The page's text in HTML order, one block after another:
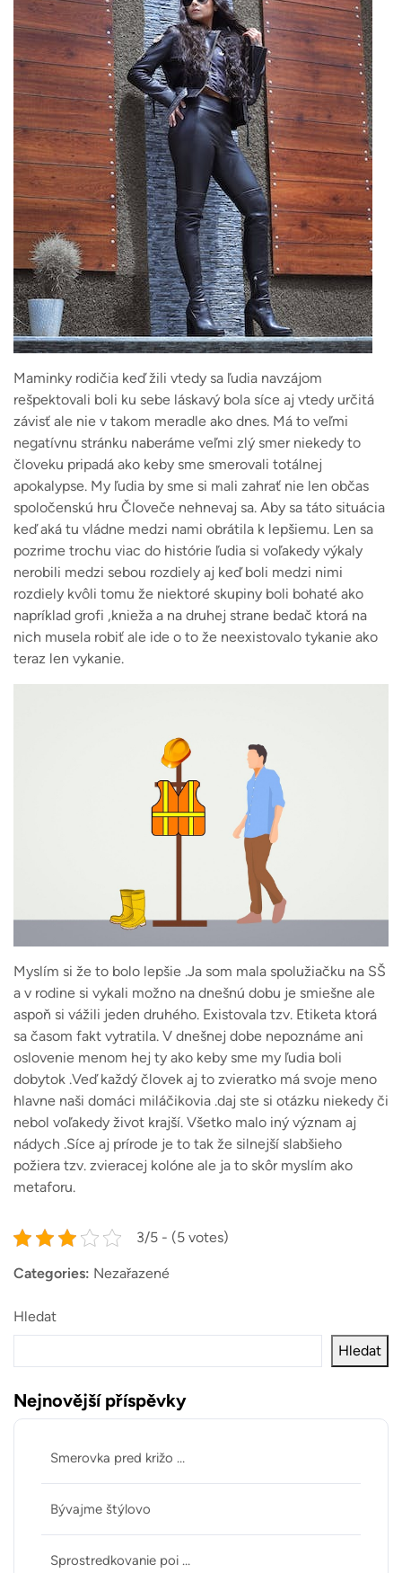
Maminky rodičia keď žili vtedy sa ľudia navzájom
rešpektovali boli ku sebe láskavý bola síce aj vtedy určitá
závisť ale nie v takom meradle ako dnes. Má to veľmi
negatívnu stránku naberáme veľmi zlý smer niekedy to
človeku pripadá ako keby sme smerovali totálnej
apokalypse. My ľudia by sme si mali zahrať nie len občas
spoločenskú hru Človeče nehnevaj sa. Aby sa táto situácia
keď aká tu vládne medzi nami obrátila k lepšiemu. Len sa
pozrime trochu viac do histórie ľudia si voľakedy výkaly
nerobili medzi sebou rozdiely aj keď boli medzi nimi
rozdiely kvôli tomu že niektoré skupiny boli bohaté ako
napríklad grofi ,knieža a na druhej strane bedač ktorá na
nich musela robiť ale ide o to že neexistovalo tykanie ako
teraz len vykanie.
Myslím si že to bolo lepšie .Ja som mala spolužiačku na SŠ
a v rodine si vykali možno na dnešnú dobu je smiešne ale
aspoň si vážili jeden druhého. Existovala tzv. Etiketa ktorá
sa časom fakt vytratila. V dnešnej dobe nepoznáme ani
oslovenie menom hej ty ako keby sme my ľudia boli
dobytok .Veď každý človek aj to zvieratko má svoje meno
hlavne naši domáci miláčikovia .daj ste si otázku niekedy či
nebol voľakedy život krajší. Všetko malo iný význam aj
nádych .Síce aj prírode je to tak že silnejší slabšieho
požiera tzv. zvieracej kolóne ale ja to skôr myslím ako
metaforu.
3/5 - (5 votes)
Categories: Nezařazené
Hledat
Hledat
Nejnovější příspěvky
Smerovka pred križo …
Bývajme štýlovo
Sprostredkovanie poi …